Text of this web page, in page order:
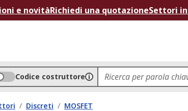
e novitàRichiedi una quotazioneSettori
Codice costruttore
/ Discreti / MOSFET